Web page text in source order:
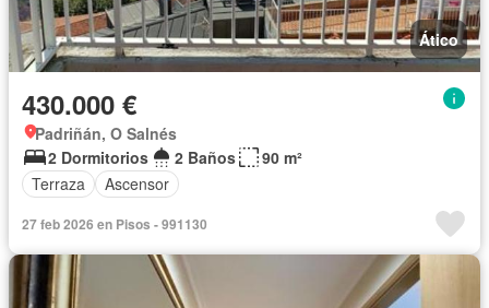
Ático
430.000 €
Padriñán, O Salnés
2 Dormitorios
2 Baños
90 m²
Terraza
Ascensor
27 feb 2026 en Pisos - 991130